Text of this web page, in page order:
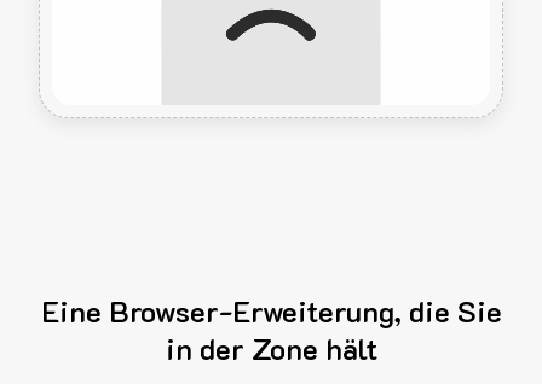
Eine Browser-Erweiterung, die Sie
in der Zone hält